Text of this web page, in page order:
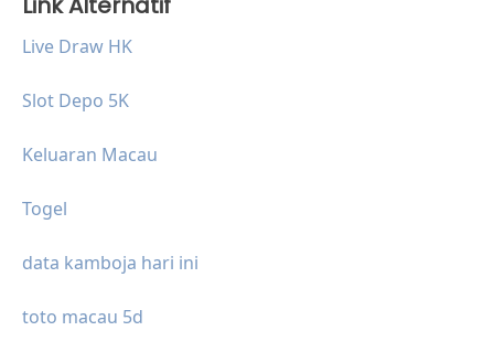
Live Draw HK
Slot Depo 5K
Keluaran Macau
Togel
data kamboja hari ini
toto macau 5d